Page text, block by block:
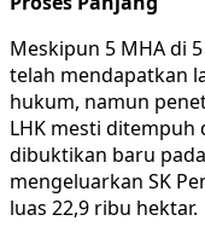
Meskipun 5 MHA di
telah mendapatkan
hukum, namun
LHK mesti ditempuh
dibuktikan baru
mengeluarkan SK
luas 22,9 ribu hektar.